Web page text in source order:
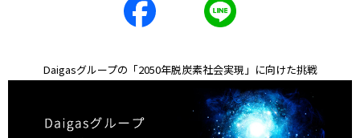
Daigasグループの「2050年脱炭素社会実現」に向けた挑戦